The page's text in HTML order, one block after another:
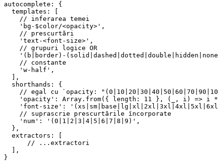
autocomplete :
{
  templates
:
    // inferarea temei
    '
bg-$color/<opacity> ' ,
    // prescurtări
    '
text-<font-size> ' ,
    // grupuri logice OR
    '
(b|border)-
    // constante
    '
w-half ' ,
  ],
  shorthands
:
{
// egal cu `opacity:
    '
opacity ' : Array . from({ length : 11 }, ( , i ) => i *
    '
font-size ' : '
    // suprascrie prescurtările încorporate
    '
num ' : ' (0|1|2|3|4|5|6|7|8|9) ' ,
  },
  extractors
:
      // ...extractori
  ],
}